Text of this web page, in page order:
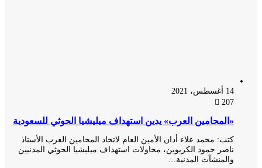
«المحامين العرب» يدين استهداف ميليشيا الحوثي للسعودية
كتب: محمد علاء أدان الأمين العام لاتحاد المحامين العرب الأستاذ
ناصر حمود الكريوين، محاولات استهداف ميليشيا الحوثي المدنيين
والمنشآت المدنية…